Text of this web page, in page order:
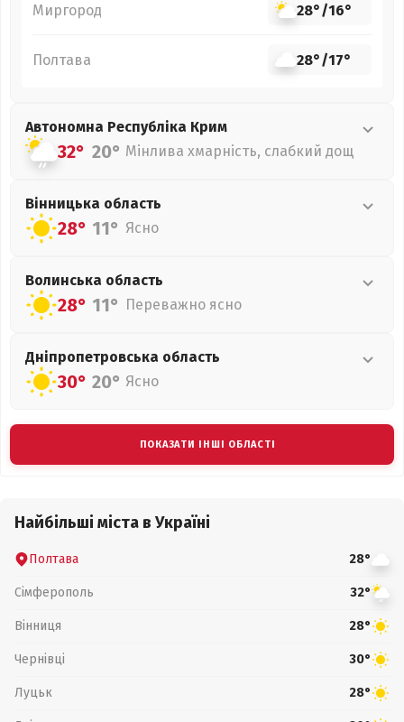
Миргород 28°/16°
Полтава 28°/17°
Автономна Республіка Крим
32° 20° Мінлива хмарність, слабкий дощ
Вінницька область
28° 11° Ясно
Волинська область
28° 11° Переважно ясно
Дніпропетровська область
30° 20° Ясно
ПОКАЗАТИ ІНШІ ОБЛАСТІ
Найбільші міста в Україні
Полтава 28°
Сімферополь 32°
Вінниця 28°
Чернівці 30°
Луцьк 28°